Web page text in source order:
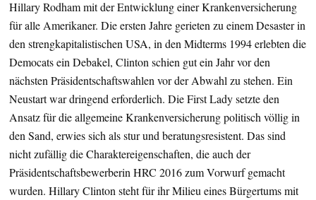
Hillary Rodham mit der Entwicklung einer Krankenversicherung
für alle Amerikaner. Die ersten Jahre gerieten zu einem Desaster in
den strengkapitalistischen USA, in den Midterms 1994 erlebten die
Democats ein Debakel, Clinton schien gut ein Jahr vor den
nächsten Präsidentschaftswahlen vor der Abwahl zu stehen. Ein
Neustart war dringend erforderlich. Die First Lady setzte den
Ansatz für die allgemeine Krankenversicherung politisch völlig in
den Sand, erwies sich als stur und beratungsresistent. Das sind
nicht zufällig die Charaktereigenschaften, die auch der
Präsidentschaftsbewerberin HRC 2016 zum Vorwurf gemacht
wurden. Hillary Clinton steht für ihr Milieu eines Bürgertums mit